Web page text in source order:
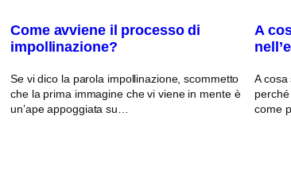
Come avviene il processo di
impollinazione?
Se vi dico la parola impollinazione, scommetto
che la prima immagine che vi viene in mente è
un’ape appoggiata su…
A
A cosa
come